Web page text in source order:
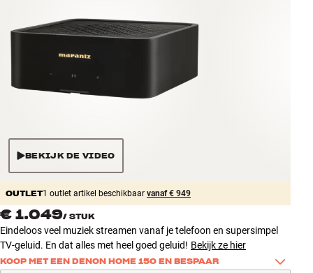
NIEUW
Winkels
Klantenservice
Bouw met geluid
BEKIJK DE VIDEO
OUTLET1 outlet artikel beschikbaar vanaf € 949
€ 1.049/ STUK
Eindeloos veel muziek streamen vanaf je telefoon en supersimpel
TV-geluid. En dat alles met heel goed geluid! Bekijk ze hier
KOOP MET EEN DENON HOME 150 EN BESPAAR